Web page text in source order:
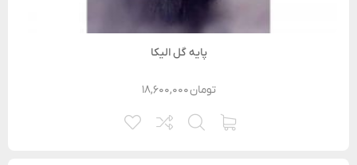
پایه گل الیکا
۱۸,۶۰۰,۰۰۰تومان